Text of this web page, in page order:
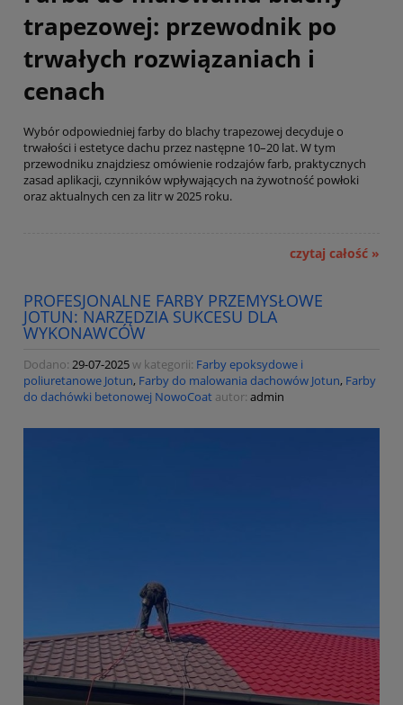
trapezowej: przewodnik po
trwałych rozwiązaniach i
cenach
Wybór odpowiedniej farby do blachy trapezowej decyduje o
trwałości i estetyce dachu przez następne 10–20 lat. W tym
przewodniku znajdziesz omówienie rodzajów farb, praktycznych
zasad aplikacji, czynników wpływających na żywotność powłoki
oraz aktualnych cen za litr w 2025 roku.
czytaj całość »
PROFESJONALNE FARBY PRZEMYSŁOWE
JOTUN: NARZĘDZIA SUKCESU DLA
WYKONAWCÓW
Dodano: 29-07-2025w kategorii: Farby epoksydowe i
poliuretanowe Jotun, Farby do malowania dachowów Jotun, Farby
do dachówki betonowej NowoCoat autor: admin